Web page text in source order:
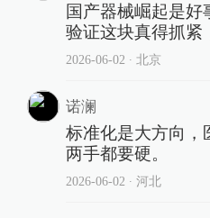
国产器械崛起是
验证这块真得抓紧
2026-06-02 ∙ 北京
诺澜
标准化是大方向，
两手都要硬。
2026-06-02 ∙ 河北